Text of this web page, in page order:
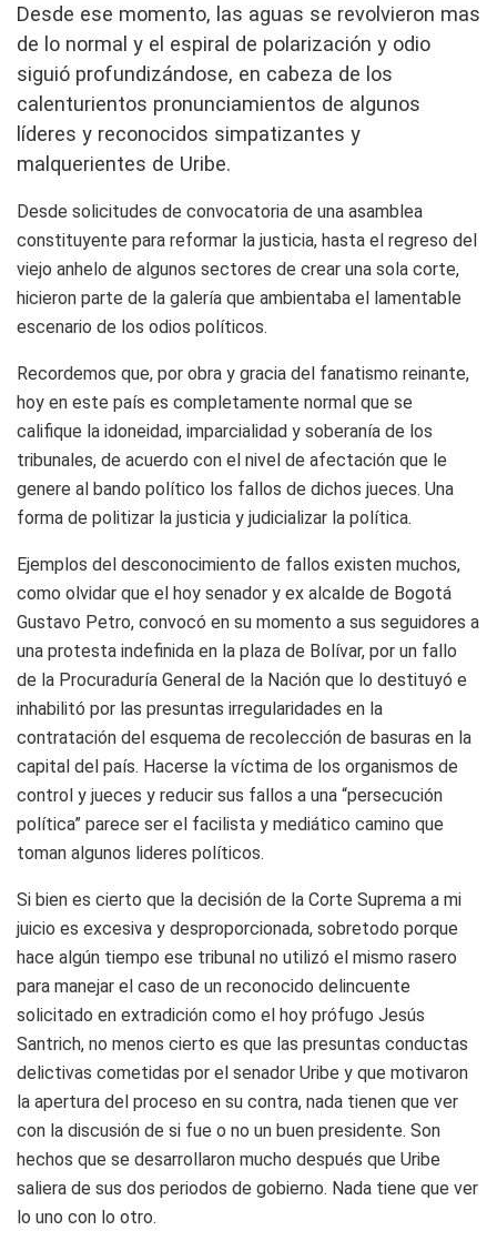
Desde ese momento, las aguas se revolvieron mas
de lo normal y el espiral de polarización y odio
siguió profundizándose, en cabeza de los
calenturientos pronunciamientos de algunos
líderes y reconocidos simpatizantes y
malquerientes de Uribe.
Desde solicitudes de convocatoria de una asamblea
constituyente para reformar la justicia, hasta el regreso del
viejo anhelo de algunos sectores de crear una sola corte,
hicieron parte de la galería que ambientaba el lamentable
escenario de los odios políticos.
Recordemos que, por obra y gracia del fanatismo reinante,
hoy en este país es completamente normal que se
califique la idoneidad, imparcialidad y soberanía de los
tribunales, de acuerdo con el nivel de afectación que le
genere al bando político los fallos de dichos jueces. Una
forma de politizar la justicia y judicializar la política.
Ejemplos del desconocimiento de fallos existen muchos,
como olvidar que el hoy senador y ex alcalde de Bogotá
Gustavo Petro, convocó en su momento a sus seguidores a
una protesta indefinida en la plaza de Bolívar, por un fallo
de la Procuraduría General de la Nación que lo destituyó e
inhabilitó por las presuntas irregularidades en la
contratación del esquema de recolección de basuras en la
capital del país. Hacerse la víctima de los organismos de
control y jueces y reducir sus fallos a una “persecución
política” parece ser el facilista y mediático camino que
toman algunos lideres políticos.
Si bien es cierto que la decisión de la Corte Suprema a mi
juicio es excesiva y desproporcionada, sobretodo porque
hace algún tiempo ese tribunal no utilizó el mismo rasero
para manejar el caso de un reconocido delincuente
solicitado en extradición como el hoy prófugo Jesús
Santrich, no menos cierto es que las presuntas conductas
delictivas cometidas por el senador Uribe y que motivaron
la apertura del proceso en su contra, nada tienen que ver
con la discusión de si fue o no un buen presidente. Son
hechos que se desarrollaron mucho después que Uribe
saliera de sus dos periodos de gobierno. Nada tiene que ver
lo uno con lo otro.